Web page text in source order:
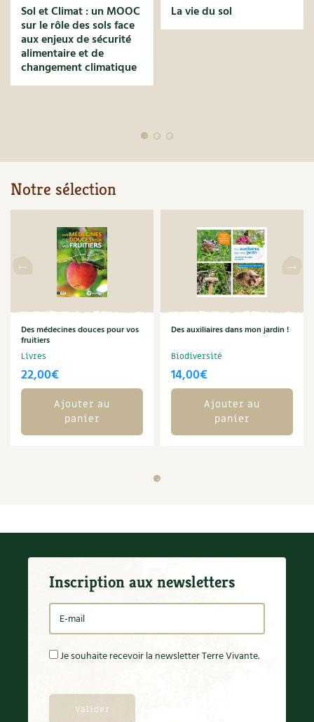
Sol et Climat : un MOOC
sur le rôle des sols face
aux enjeux de sécurité
alimentaire et de
changement climatique
La vie du sol
Notre sélection
Des médecines douces pour vos
fruitiers
Livres
22,00€
Ajouter au
panier
Des auxiliaires dans mon jardin !
Biodiversité
14,00€
Ajouter au
panier
Inscription aux newsletters
Je souhaite recevoir la newsletter Terre Vivante.